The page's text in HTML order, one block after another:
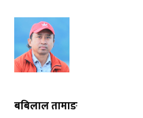
बबिलाल तामाङ